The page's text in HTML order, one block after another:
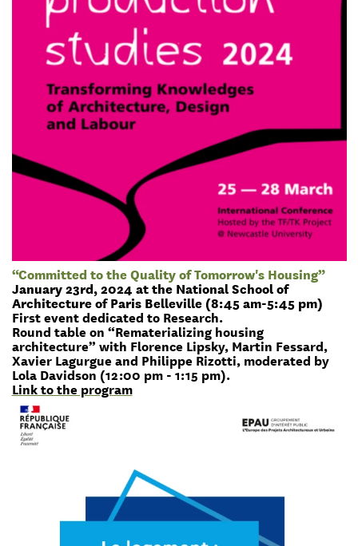
“Committed to the Quality of Tomorrow's Housing”
January 23rd, 2024 at the National School of
Architecture of Paris Belleville (8:45 am-5:45 pm)
First event dedicated to Research.
Round table on “Rematerializing housing
architecture” with Florence Lipsky, Martin Fessard,
Xavier Lagurgue and Philippe Rizotti, moderated by
Lola Davidson (12:00 pm - 1:15 pm).
Link to the program